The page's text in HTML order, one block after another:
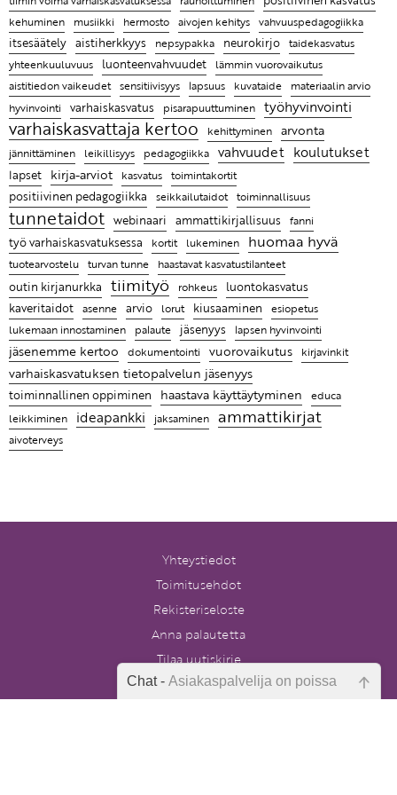
Kehuhippa varhaiskasvatukseen
Hyvän ryhmän tunnusmerkkejä varhaiskasvatuksessa
Lapsen kasvua ja hyvinvointia ajateltaessa keskiössä
on lapsi itse
KYYTI 2022 on Suomen innostavin korona-ajan
opetusalan tapahtuma
Pysähdy ihastelemaan arjen pieniä mukavia hetkiä
Haastava tilanne saattaa olla kaikkein tärkein tilanne
luoda turvallista ja hyvää suhdetta lapseen
Lista artikkeleista vanhoilta sivuiltamme
Ammattikirjat ovat auttaneet oivaltamaan, kuinka
tärkeää tunnetaitojen opettaminen on lapsille
Elina Rostin mielestä on tärkeä nähdä jokaisessa
lapsessa ja aikuisessa vahvuuksia
Ammattikirjojen lukeminen on pieni pysähdys oman
työn äärelle
Entä jos lapsen hyvän kasvun juuret ovat tiimissäsi?
Leikin lomassa on luontevaa harjoitella uusia taitoja
Ratkaisujen muistitaulu
Lasten kanssa jokainen päivä on erilainen ja se
tekeekin työstä mielenkiintoista
Ammattikirjat auttavat ymmärtämään, miksi lapsi
käyttäytyy tietyllä tavalla ja antaa parempia keinoja
kohdata hänet
kehuminen musiikki hermosto aivojen kehitys vahvuuspedagogiikka
itsesäätely aistiherkkyys nepsypakka neurokirjo taidekasvatus
yhteenkuuluvuus luonteenvahvuudet lämmin vuorovaikutus
aistitiedon vaikeudet sensitiivisyys lapsuus kuvataide materiaalin arvio
hyvinvointi varhaiskasvatus pisarapuuttuminen työhyvinvointi
varhaiskasvattaja kertoo kehittyminen arvonta
jännittäminen leikillisyys pedagogiikka vahvuudet koulutukset
lapset kirja-arviot kasvatus toimintakortit
positiivinen pedagogiikka seikkailutaidot toiminnallisuus
tunnetaidot webinaari ammattikirjallisuus
fanni
työ varhaiskasvatuksessa
kortit lukeminen huomaa hyvä
tuotearvostelu turvan tunne haastavat kasvatustilanteet
outin kirjanurkka tiimityö rohkeus luontokasvatus
kaveritaidot asenne arvio lorut kiusaaminen
esiopetus
lukemaan innostaminen
palaute jäsenyys lapsen hyvinvointi
jäsenemme kertoo dokumentointi vuorovaikutus kirjavinkit
varhaiskasvatuksen tietopalvelun jäsenyys
toiminnallinen oppiminen haastava käyttäytyminen
educa
leikkiminen
ideapankki jaksaminen ammattikirjat
aivoterveys
Yhteystiedot
Toimitusehdot
Rekisteriseloste
Anna palautetta
Tilaa uutiskirje
Peruutuslomake
Chat -Asiakaspalvelija on poissa